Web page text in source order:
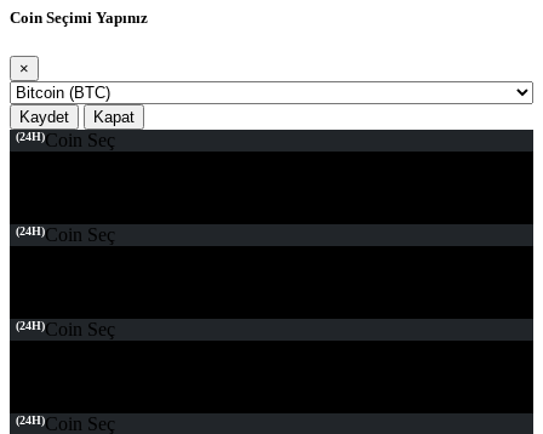
Coin Seçimi Yapınız
×
Kaydet Kapat
(24H)Coin Seç
(24H)Coin Seç
(24H)Coin Seç
(24H)Coin Seç